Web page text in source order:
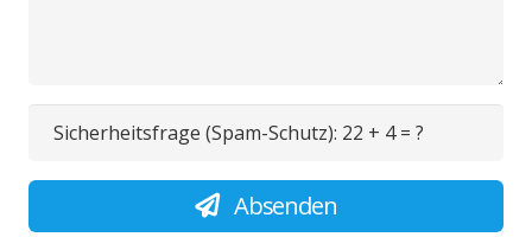
Sicherheitsfrage (Spam-Schutz): 22 + 4 = ?
Absenden